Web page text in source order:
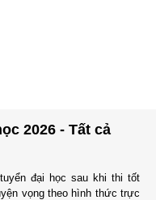
2026 - Tất cả
đại học sau khi thi tốt
vọng theo hình thức trực